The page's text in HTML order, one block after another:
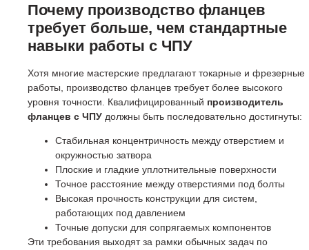
Почему производство фланцев
требует больше, чем стандартные
навыки работы с ЧПУ
Хотя многие мастерские предлагают токарные и фрезерные
работы, производство фланцев требует более высокого
уровня точности. Квалифицированный производитель
фланцев с ЧПУ должны быть последовательно достигнуты:
Стабильная концентричность между отверстием и
окружностью затвора
Плоские и гладкие уплотнительные поверхности
Точное расстояние между отверстиями под болты
Высокая прочность конструкции для систем,
работающих под давлением
Точные допуски для сопрягаемых компонентов
Эти требования выходят за рамки обычных задач по